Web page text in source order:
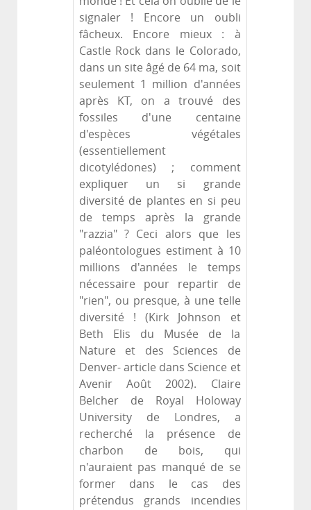
signaler ! Encore un oubli
fâcheux. Encore mieux : à
Castle Rock dans le Colorado,
dans un site âgé de 64 ma, soit
seulement 1 million d'années
après KT, on a trouvé des
fossiles d'une centaine
d'espèces végétales
(essentiellement
dicotylédones) ; comment
expliquer un si grande
diversité de plantes en si peu
de temps après la grande
"razzia" ? Ceci alors que les
paléontologues estiment à 10
millions d'années le temps
nécessaire pour repartir de
"rien", ou presque, à une telle
diversité ! (Kirk Johnson et
Beth Elis du Musée de la
Nature et des Sciences de
Denver- article dans Science et
Avenir Août 2002). Claire
Belcher de Royal Holoway
University de Londres, a
recherché la présence de
charbon de bois, qui
n'auraient pas manqué de se
former dans le cas des
prétendus grands incendies